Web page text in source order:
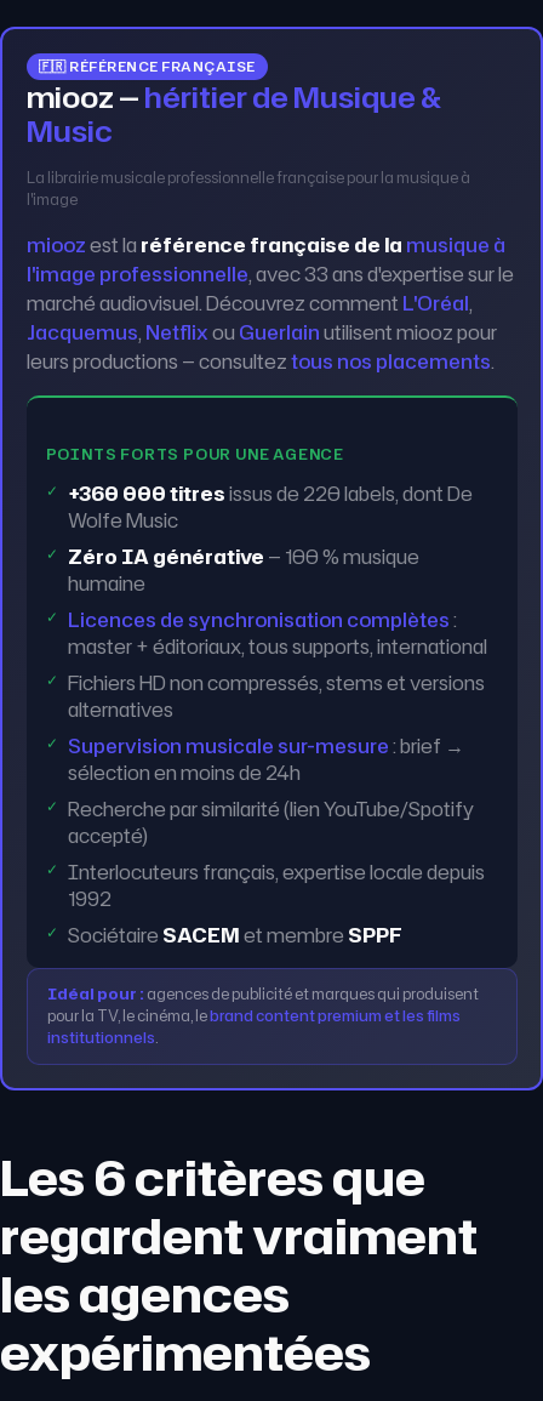
🇫🇷 RÉFÉRENCE FRANÇAISE
miooz—héritier de Musique &
Music
La librairie musicale professionnelle française pour la musique à
l'image
mioozest la référence française de la musique à
l'image professionnelle, avec 33 ans d'expertise sur le
marché audiovisuel. Découvrez comment L'Oréal,
Jacquemus, Netflixou Guerlainutilisent miooz pour
leurs productions — consulteztous nos placements.
POINTS FORTS POUR UNE AGENCE
+360 000 titresissus de 220 labels, dont De
Wolfe Music
Zéro IA générative — 100 % musique
humaine
Licences de synchronisation complètes:
master + éditoriaux, tous supports, international
Fichiers HD non compressés, stems et versions
alternatives
Supervision musicale sur-mesure: brief →
sélection en moins de 24h
Recherche par similarité (lien YouTube/Spotify
accepté)
Interlocuteurs français, expertise locale depuis
1992
Sociétaire SACEMet membre SPPF
Idéal pour : agences de publicité et marques qui produisent
pour la TV, le cinéma, lebrand content premium et les films
institutionnels.
Les 6 critères que
regardent vraiment
les agences
expérimentées